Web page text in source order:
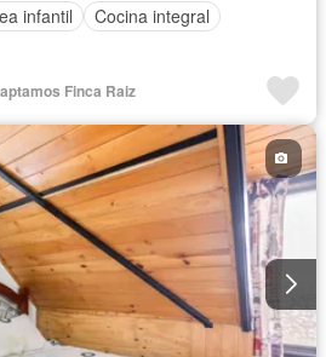
infantil
Cocina integral
Finca Raiz